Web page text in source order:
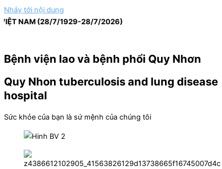
Nhảy tới nội dung
NAM (28/7/1929-28/7/2026)
Bệnh viện lao và bệnh phổi Quy Nhơn
Quy Nhon tuberculosis and lung disease
hospital
Sức khỏe của bạn là sứ mệnh của chúng tôi